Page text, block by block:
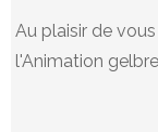
Au plaisir de
l'Animation